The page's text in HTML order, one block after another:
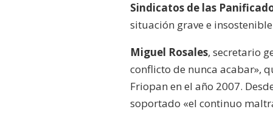
Sindicatos de las
situación grave e
Miguel Rosales, secretario
conflicto de nunca acabar»,
Friopan en el año 2007.
soportado «el continuo